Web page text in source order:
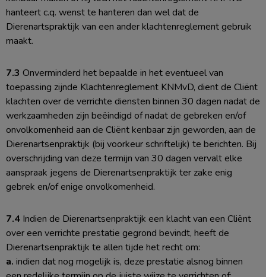
hanteert c.q. wenst te hanteren dan wel dat de
Dierenartspraktijk van een ander klachtenreglement gebruik
maakt.
7.3 Onverminderd het bepaalde in het eventueel van
toepassing zijnde Klachtenreglement KNMvD, dient de Cliënt
klachten over de verrichte diensten binnen 30 dagen nadat de
werkzaamheden zijn beëindigd of nadat de gebreken en/of
onvolkomenheid aan de Cliënt kenbaar zijn geworden, aan de
Dierenartsenpraktijk (bij voorkeur schriftelijk) te berichten. Bij
overschrijding van deze termijn van 30 dagen vervalt elke
aanspraak jegens de Dierenartsenpraktijk ter zake enig
gebrek en/of enige onvolkomenheid.
7.4 Indien de Dierenartsenpraktijk een klacht van een Cliënt
over een verrichte prestatie gegrond bevindt, heeft de
Dierenartsenpraktijk te allen tijde het recht om:
a. indien dat nog mogelijk is, deze prestatie alsnog binnen